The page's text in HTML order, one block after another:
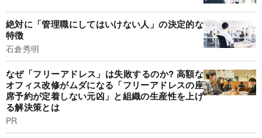
絶対に「管理職にしてはいけない人」の決定的な
特徴
石倉秀明
なぜ「フリーアドレス」は失敗するのか? 高額な
オフィス改修がムダになる「フリーアドレスの座
席予約が定着しない元凶」と組織の生産性を上げ
る解決策とは
PR